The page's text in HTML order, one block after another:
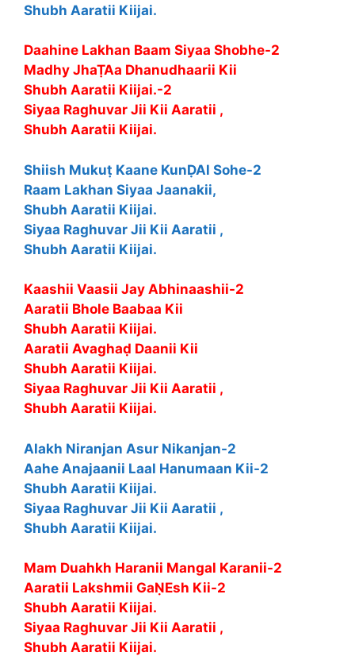
Shubh Aaratii Kiijai.
Daahine Lakhan Baam Siyaa Shobhe-2
Madhy JhaṬAa Dhanudhaarii Kii
Shubh Aaratii Kiijai.-2
Siyaa Raghuvar Jii Kii Aaratii ,
Shubh Aaratii Kiijai.
Shiish Mukuṭ Kaane KunḌAl Sohe-2
Raam Lakhan Siyaa Jaanakii,
Shubh Aaratii Kiijai.
Siyaa Raghuvar Jii Kii Aaratii ,
Shubh Aaratii Kiijai.
Kaashii Vaasii Jay Abhinaashii-2
Aaratii Bhole Baabaa Kii
Shubh Aaratii Kiijai.
Aaratii Avaghaḍ Daanii Kii
Shubh Aaratii Kiijai.
Siyaa Raghuvar Jii Kii Aaratii ,
Shubh Aaratii Kiijai.
Alakh Niranjan Asur Nikanjan-2
Aahe Anajaanii Laal Hanumaan Kii-2
Shubh Aaratii Kiijai.
Siyaa Raghuvar Jii Kii Aaratii ,
Shubh Aaratii Kiijai.
Mam Duahkh Haranii Mangal Karanii-2
Aaratii Lakshmii GaṆEsh Kii-2
Shubh Aaratii Kiijai.
Siyaa Raghuvar Jii Kii Aaratii ,
Shubh Aaratii Kiijai.